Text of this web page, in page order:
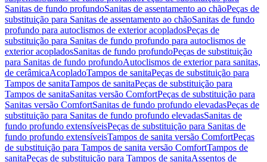
Sanitas de fundo profundoSanitas de assentamento ao chãoPeças de
substituição para Sanitas de assentamento ao chãoSanitas de fundo
profundo para autoclismos de exterior acopladosPeças de
substituição para Sanitas de fundo profundo para autoclismos de
exterior acopladosSanitas de fundo profundoPeças de substituição
para Sanitas de fundo profundoAutoclismos de exterior para sanitas,
de cerâmicaAcopladoTampos de sanitaPeças de substituição para
Tampos de sanitaTampos de sanitaPeças de substituição para
Tampos de sanitaSanitas versão ComfortPeças de substituição para
Sanitas versão ComfortSanitas de fundo profundo elevadasPeças de
substituição para Sanitas de fundo profundo elevadasSanitas de
fundo profundo extensíveisPeças de substituição para Sanitas de
fundo profundo extensíveisTampos de sanita versão ComfortPeças
de substituição para Tampos de sanita versão ComfortTampos de
sanitaPeças de substituição para Tampos de sanitaAssentos de